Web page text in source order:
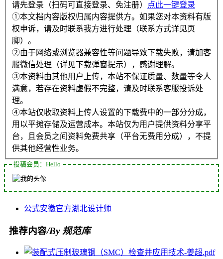
请先登录（扫码可直接登录、免注册）
点此一键登录
①本文档内容版权归属内容提供方。如果您对本资料有版
权申诉，请及时联系我方进行处理（联系方式详见页
脚）。
②由于网络或浏览器兼容性等问题导致下载失败，请加客
服微信处理（详见下载弹窗提示），感谢理解。
③本资料由其他用户上传，本站不保证质量、数量等令人
满意，若存在资料虚假不完整，请及时联系客服投诉处
理。
④本站仅收取资料上传人设置的下载费中的一部分分成，
用以平摊存储及运营成本。本站仅为用户提供资料分享平
台，且会员之间资料免费共享（平台无费用分成），不提
供其他经营性业务。
投稿会员：Hello
公式安徽官方湖北设计师
推荐内容/By 规范库